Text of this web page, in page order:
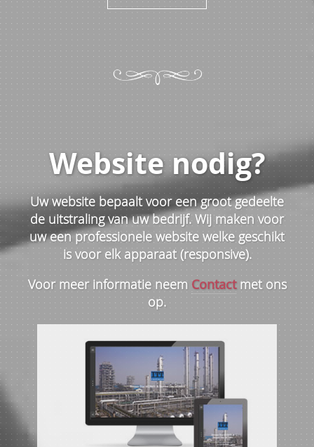
Website nodig?
Uw website bepaalt voor een groot gedeelte
de uitstraling van uw bedrijf. Wij maken voor
uw een professionele website welke geschikt
is voor elk apparaat (responsive).
Voor meer informatie neem Contactmet ons
op.